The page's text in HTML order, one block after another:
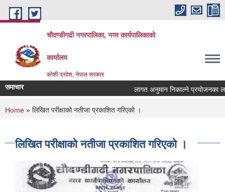
Skip to main content
चौदण्डीगढी नगरपालिका, नगर कार्यपालिकाको
कार्यालय
कोशी प्रदेश, नेपाल सरकार
समाचार लागत अनुमान निकाल्ने प्रयोजनका
You are here
Home » लिखित परीक्षाको नतीजा प्रकाशित गरिएको ।
लिखित परीक्षाको नतीजा प्रकाशित गरिएको ।